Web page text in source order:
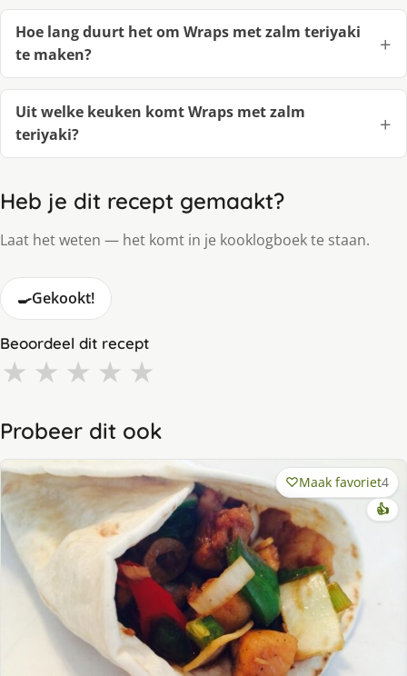
Hoe lang duurt het om Wraps met zalm teriyaki
te maken?
Uit welke keuken komt Wraps met zalm
teriyaki?
Heb je dit recept gemaakt?
Laat het weten — het komt in je kooklogboek te staan.
🍳Gekookt!
Beoordeel dit recept
★ ★ ★ ★ ★
Probeer dit ook
Maak favoriet4
👍